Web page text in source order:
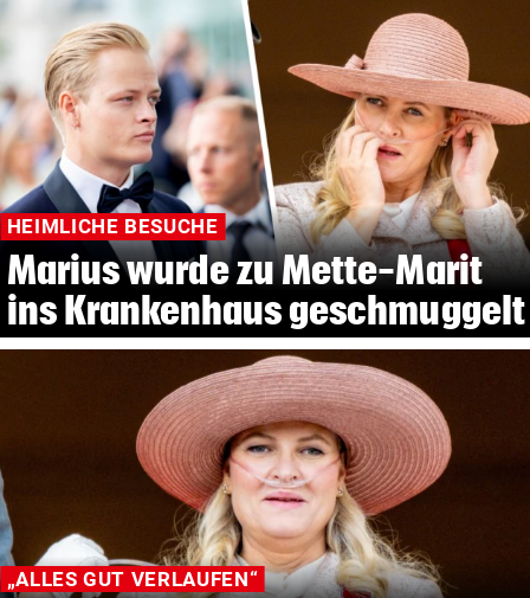
HEIMLICHE BESUCHE
Marius wurde zu Mette-Marit
ins Krankenhaus geschmuggelt
„ALLES GUT VERLAUFEN“